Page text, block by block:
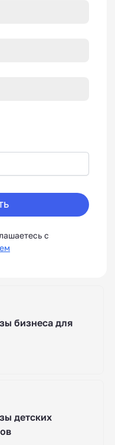
с
бизнеса для
детских